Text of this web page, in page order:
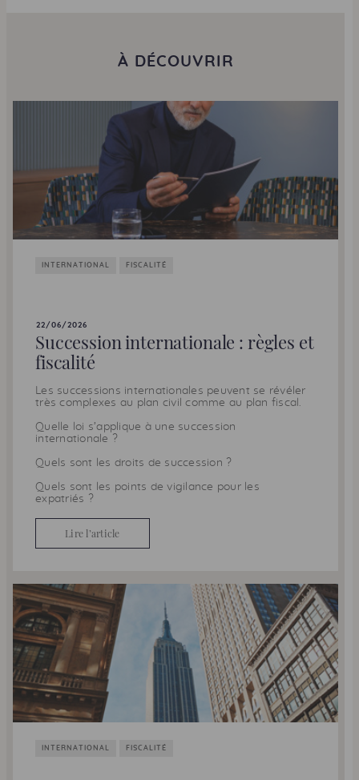
À DÉCOUVRIR
INTERNATIONAL FISCALITÉ
22/06/2026
Succession internationale : règles et
fiscalité
Les successions internationales peuvent se révéler
très complexes au plan civil comme au plan fiscal.
Quelle loi s’applique à une succession
internationale ?
Quels sont les droits de succession ?
Quels sont les points de vigilance pour les
expatriés ?
Lire l’article
INTERNATIONAL FISCALITÉ